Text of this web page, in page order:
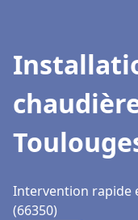
Intervention rapide
(66350)